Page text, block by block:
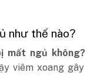
như thế nào?
mất ngủ không?
viêm xoang gây